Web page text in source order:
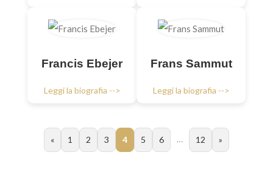
Francis Ebejer
Leggi la biografia -->
Frans Sammut
Leggi la biografia -->
« 1 2 3 4 5 6 … 12 »